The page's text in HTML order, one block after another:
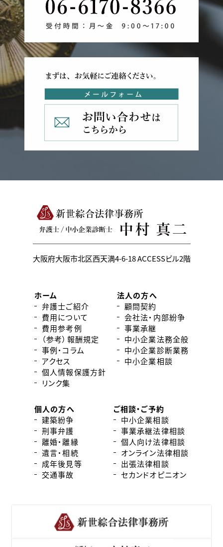
大阪府大阪市北区西天満4-6-18ACCESSビル2階
ホーム
弁護士ご紹介
費用について
費用参考例
（参考）報酬規定
事例・コラム
アクセス
個人情報保護方針
リンク集
法人の方へ
顧問契約
会社法・内部紛争
事業承継
中小企業法務全般
中小企業診断業務
中小企業相談
個人の方へ
建築紛争
刑事弁護
離婚・離縁
遺言・相続
成年後見等
交通事故
ご相談・ご予約
中小企業相談
事業承継法律相談
個人向け法律相談
オンライン法律相談
出張法律相談
セカンドオピニオン